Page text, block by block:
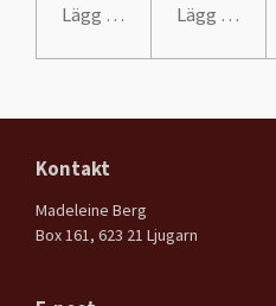
Lägg till i varukorgLägg till i
Kontakt
Madeleine Berg
Box 161, 623 21 Ljugarn